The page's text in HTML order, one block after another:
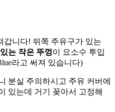
갑니다! 뒤쪽 주유구가 있는
는 작은 뚜껑이 요소수 투입
라고 써져 있습니다)
분실 주의하시고 주유 커버에
있는데 거기 꽂아서 고정해